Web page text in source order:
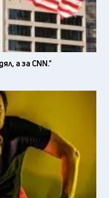
а за CNN."